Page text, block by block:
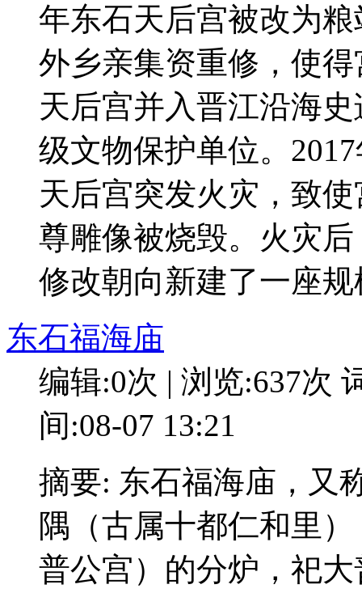
年东石天后宫被改为
外乡亲集资重修，使
天后宫并入晋江沿海
级文物保护单位。
天后宫突发火灾，致
尊雕像被烧毁。火灾
修改朝向新建了一座
东石福海庙
编辑:0次 | 浏览:637次
间:08-07 13:21
摘要: 东石福海庙，又
隅（古属十都仁和里
普公宫）的分炉，祀